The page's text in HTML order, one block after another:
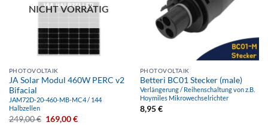
NICHT VORRÄTIG
PHOTOVOLTAIK
JA Solar Modul 460W PERC v2
Bifacial
JAM72D-20-460-MB-MC4 / 144
Halbzellen
249,00€ 169,00€
PHOTOVOLTAIK
Betteri BC01 Stecker (male)
Verlängerung / Reihenschaltung von z.B.
Hoymiles Mikrowechselrichter
8,95€